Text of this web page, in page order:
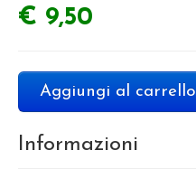
€ 9,50
Aggiungi al carrello
Informazioni